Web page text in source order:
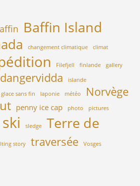
Baffin Island
changement climatique climat
Filefjell finlande gallery
islande
glace sans fin laponie météo Norvège
penny ice cap photo pictures
ski sledge
Terre de
story traversée Vosges